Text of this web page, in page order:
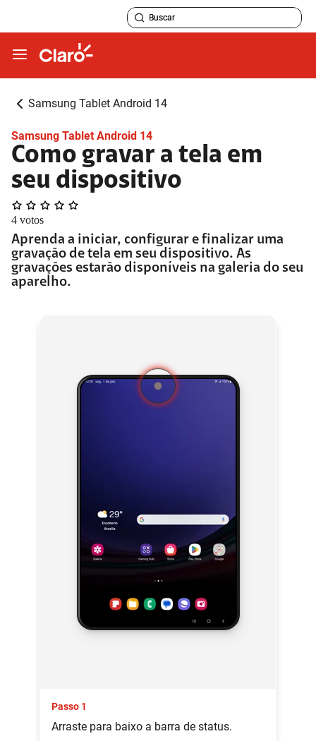
Samsung Tablet Android 14
Samsung Tablet Android 14
Como gravar a tela em
seu dispositivo
4 votos
Aprenda a iniciar, configurar e finalizar uma
gravação de tela em seu dispositivo. As
gravações estarão disponíveis na galeria do seu
aparelho.
Passo 1
Arraste para baixo a barra de status.